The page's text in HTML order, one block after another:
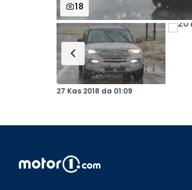
18
27 Kas 2018 da 01:09